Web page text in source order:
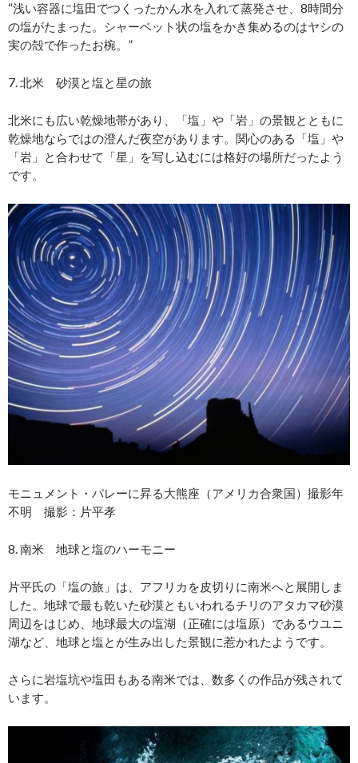
“浅い容器に塩田でつくったかん水を入れて蒸発させ、8時間分
の塩がたまった。シャーベット状の塩をかき集めるのはヤシの
実の殻で作ったお椀。”
7. 北米 砂漠と塩と星の旅
北米にも広い乾燥地帯があり、「塩」や「岩」の景観とともに
乾燥地ならではの澄んだ夜空があります。関心のある「塩」や
「岩」と合わせて「星」を写し込むには格好の場所だったよう
です。
モニュメント・バレーに昇る大熊座（アメリカ合衆国）撮影年
不明 撮影：片平孝
8. 南米 地球と塩のハーモニー
片平氏の「塩の旅」は、アフリカを皮切りに南米へと展開しま
した。地球で最も乾いた砂漠ともいわれるチリのアタカマ砂漠
周辺をはじめ、地球最大の塩湖（正確には塩原）であるウユニ
湖など、地球と塩とが生み出した景観に惹かれたようです。
さらに岩塩坑や塩田もある南米では、数多くの作品が残されて
います。